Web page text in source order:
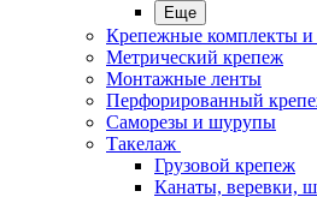
Еще
Крепежные комплекты
Метрический крепеж
Монтажные ленты
Перфорированный
Саморезы и шурупы
Такелаж
Грузовой крепеж
Канаты, веревки,